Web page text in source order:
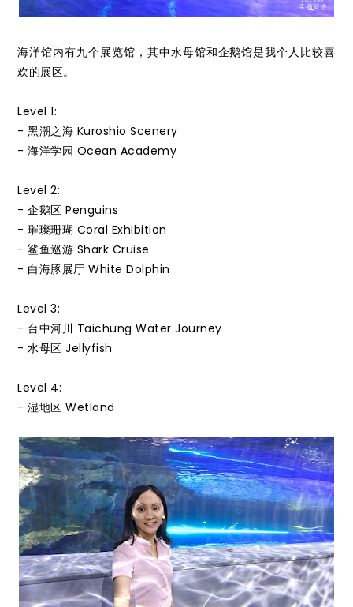
海洋馆内有九个展览馆，其中水母馆和企鹅馆是我个人比较喜
欢的展区。
Level 1:
- 黑潮之海 Kuroshio Scenery
- 海洋学园 Ocean Academy
Level 2:
- 企鹅区 Penguins
- 璀璨珊瑚 Coral Exhibition
- 鲨鱼巡游 Shark Cruise
- 白海豚展厅 White Dolphin
Level 3:
- 台中河川 Taichung Water Journey
- 水母区 Jellyfish
Level 4:
- 湿地区 Wetland